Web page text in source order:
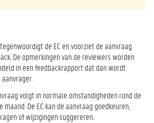
de EC en voorziet de aanvraag
De opmerkingen van de reviewers worden
in een feedbackrapport dat dan wordt
volgt in normale omstandigheden rond de
maand. De EC kan de aanvraag goedkeuren,
of wijzigingen suggereren.